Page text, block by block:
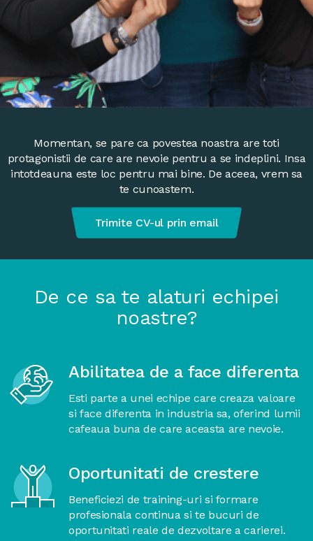
Momentan, se pare ca povestea noastra are toti
protagonistii de care are nevoie pentru a se indeplini. Insa
intotdeauna este loc pentru mai bine. De aceea, vrem sa
te cunoastem.
Trimite CV-ul prin email
De ce sa te alaturi echipei
noastre?
Abilitatea de a face diferenta
Esti parte a unei echipe care creaza valoare
si face diferenta in industria sa, oferind lumii
cafeaua buna de care aceasta are nevoie.
Oportunitati de crestere
Beneficiezi de training-uri si formare
profesionala continua si te bucuri de
oportunitati reale de dezvoltare a carierei.